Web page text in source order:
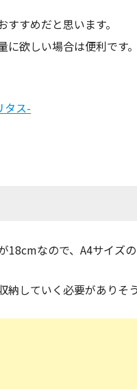
すめだと思います。
欲しい場合は便利です。
タス-
18cmなので、A4サイズ
していく必要がありそう